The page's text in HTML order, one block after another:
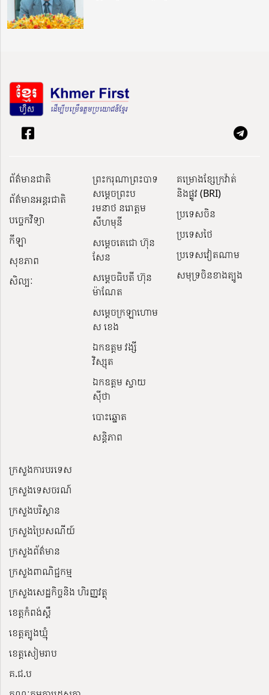
ព័ត៌មានជាតិ
ព័ត៌មានអន្តរជាតិ
បច្ចេកវិទ្យា
កីឡា
សុខភាព
សិល្បៈ
ព្រះករុណាព្រះបាទ
សម្តេចព្រះប
រមនាថ នរោត្តម
សីហមុនី
សម្តេចតេជោ ហ៊ុន
សែន
សម្ដេចធិបតី ហ៊ុន
ម៉ាណែត
សម្ដេចក្រឡាហោម
ស ខេង
ឯកឧត្តម វង្សី
វិស្សុត
ឯកឧត្តម ស្វាយ
ស៊ីថា
បោះឆ្នោត
សន្តិភាព
គម្រោងខ្សែក្រវ៉ាត់
និងផ្លូវ (BRI)
ប្រទេសចិន
ប្រទេសថៃ
ប្រទេសវៀតណាម
សមុទ្រចិនខាងត្បូង
ក្រសួងការបរទេស
ក្រសួងទេសចរណ៍
ក្រសួងបរិស្ថាន
ក្រសួងប្រៃសណីយ៍
ក្រសួងព័ត៌មាន
ក្រសួងពាណិជ្ជកម្ម
ក្រសួងសេដ្ឋកិច្ចនិង ហិរញ្ញវត្ថុ
ខេត្តកំពង់ស្ពឺ
ខេត្តត្បូងឃ្មុំ
ខេត្តសៀមរាប
គ.ជ.ប